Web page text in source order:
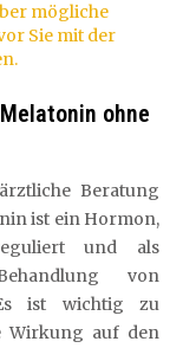
mögliche
Sie mit der
ohne
Beratung
ist ein Hormon,
und als
von
ist wichtig zu
Wirkung auf den